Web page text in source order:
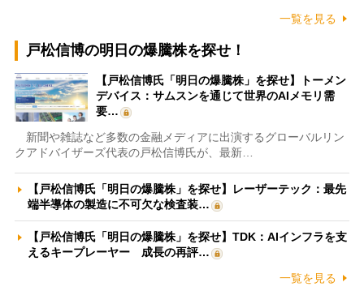
一覧を見る
戸松信博の明日の爆騰株を探せ！
【戸松信博氏「明日の爆騰株」を探せ】トーメン
デバイス：サムスンを通じて世界のAIメモリ需
要…
新聞や雑誌など多数の金融メディアに出演するグローバルリン
クアドバイザーズ代表の戸松信博氏が、最新…
【戸松信博氏「明日の爆騰株」を探せ】レーザーテック：最先
端半導体の製造に不可欠な検査装…
【戸松信博氏「明日の爆騰株」を探せ】TDK：AIインフラを支
えるキープレーヤー 成長の再評…
一覧を見る